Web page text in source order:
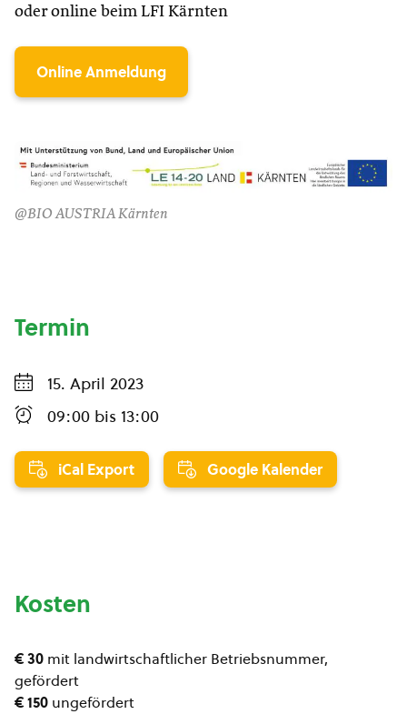
oder online beim LFI Kärnten
Online Anmeldung
@BIO AUSTRIA Kärnten
Termin
15. April 2023
09:00 bis 13:00
iCal Export Google Kalender
Kosten
€ 30 mit landwirtschaftlicher Betriebsnummer,
gefördert
€ 150 ungefördert